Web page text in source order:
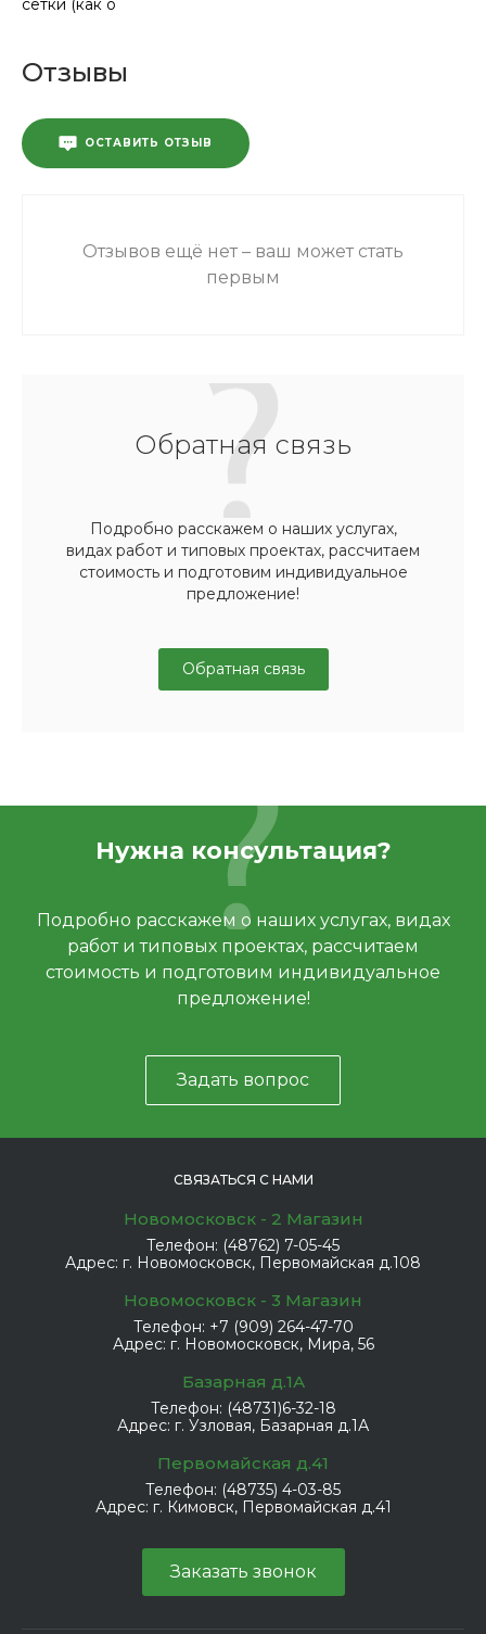
сетки (как о
Отзывы
ОСТАВИТЬ ОТЗЫВ
Отзывов ещё нет – ваш может стать
первым
Обратная связь
Подробно расскажем о наших услугах,
видах работ и типовых проектах, рассчитаем
стоимость и подготовим индивидуальное
предложение!
Обратная связь
Нужна консультация?
Подробно расскажем о наших услугах, видах
работ и типовых проектах, рассчитаем
стоимость и подготовим индивидуальное
предложение!
Задать вопрос
СВЯЗАТЬСЯ С НАМИ
Новомосковск - 2 Магазин
Телефон: (48762) 7-05-45
Адрес: г. Новомосковск, Первомайская д.108
Новомосковск - 3 Магазин
Телефон: +7 (909) 264-47-70
Адрес: г. Новомосковск, Мира, 56
Базарная д.1А
Телефон: (48731)6-32-18
Адрес: г. Узловая, Базарная д.1А
Первомайская д.41
Телефон: (48735) 4-03-85
Адрес: г. Кимовск, Первомайская д.41
Заказать звонок